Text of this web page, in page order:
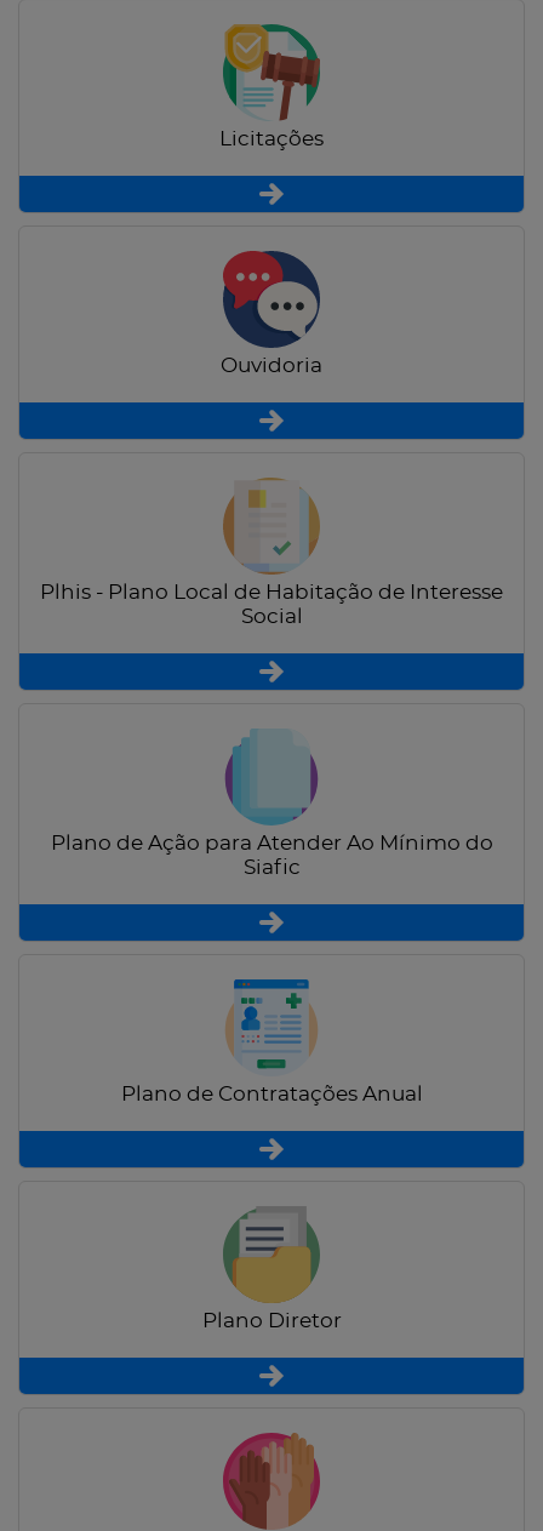
Licitações
Ouvidoria
Plhis - Plano Local de Habitação de Interesse
Social
Plano de Ação para Atender Ao Mínimo do
Siafic
Plano de Contratações Anual
Plano Diretor